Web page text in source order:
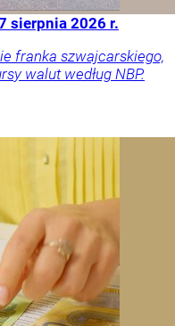
sierpnia 2026 r.
franka szwajcarskiego,
walut według NBP.